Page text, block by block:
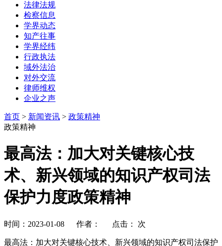
法律法规
检察信息
学界动态
知产往事
学界经纬
行政执法
域外法治
对外交流
律师维权
企业之声
首页 > 新闻资讯 > 政策精神
政策精神
最高法：加大对关键核心技
术、新兴领域的知识产权司法
保护力度政策精神
时间：2023-01-08 作者： 点击： 次
最高法：加大对关键核心技术、新兴领域的知识产权司法保护